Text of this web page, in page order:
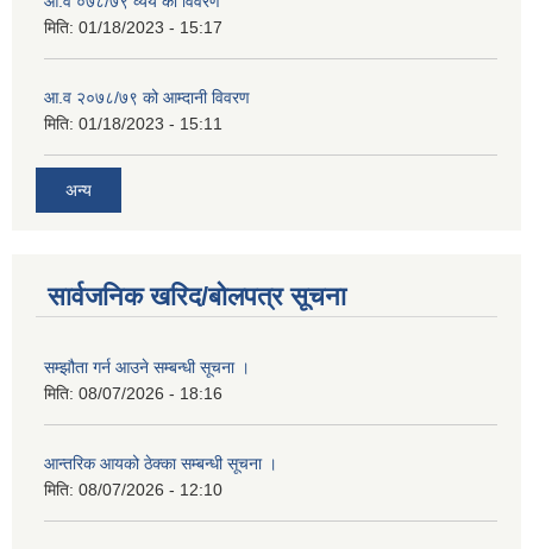
मिति: 01/18/2023 - 15:17
आ.व २०७८/७९ को आम्दानी विवरण
मिति: 01/18/2023 - 15:11
अन्य
सार्वजनिक खरिद/बोलपत्र सूचना
सम्झौता गर्न आउने सम्बन्धी सूचना ।
मिति: 08/07/2026 - 18:16
आन्तरिक आयको ठेक्का सम्बन्धी सूचना ।
मिति: 08/07/2026 - 12:10